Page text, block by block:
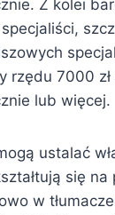
Z kolei
rzędu 7000 zł
lub więcej.
ustalać
się
w